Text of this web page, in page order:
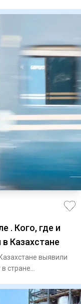
. Кого, где и
Казахстане
выявили
стране